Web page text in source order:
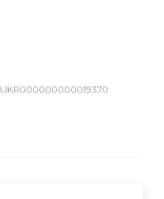
UKR000000000019370